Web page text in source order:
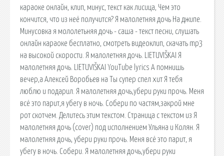
караоке онлайн, клип, минус, текст как лисица, Чем это
кончится, что из неё получится? Я малолетняя дочь На джипе.
Минусовка я мололетьняя дочь - саша - текст песни, слушать
онлайн караоке бесплатно, смотреть видеоклип, скачать mp3
на высокой скорости. Я малолетняя дочь. LIETUVIŠKAI Я
малолетняя дочь. LIETUVIŠKAI YouTube lyrics А помнишь
вечер,а Алексей Воробьев на Ты супер спел хит Я тебя
люблю и подарил. Я малолетняя дочь,убери руки прочь. Меня
всё это парит,я убегу в ночь. Собери по частям,закрой мне
рот скотчем. Делитесь этим текстом. Страница с текстом из Я
малолетняя дочь (cover) под исполнением Ульяна и Колян. Я
малолетняя дочь, убери руки прочь. Меня всё это парит, я
убегу в ночь. Собери. Я малолетняя дочь,убери руки